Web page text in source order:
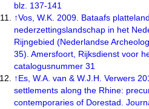
blz. 137-141
↑Vos, W.K. 2009. Bataafs
nederzettingslandschap in het
Rijngebied (Nederlandse
35). Amersfoort, Rijksdienst voor
catalogusnummer 31
↑Es, W.A. van & W.J.H. Verwers
settlements along the Rhine:
contemporaries of Dorestad.